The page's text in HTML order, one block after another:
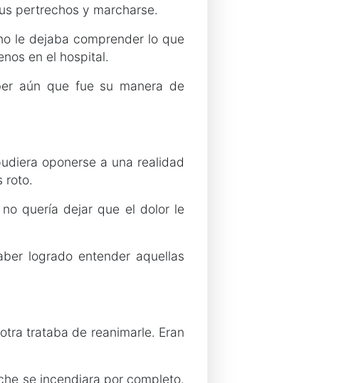
pertrechos y marcharse.
le dejaba comprender lo que
en el hospital.
aún que fue su manera de
oponerse a una realidad
roto.
quería dejar que el dolor le
logrado entender aquellas
trataba de reanimarle. Eran
se incendiara por completo.